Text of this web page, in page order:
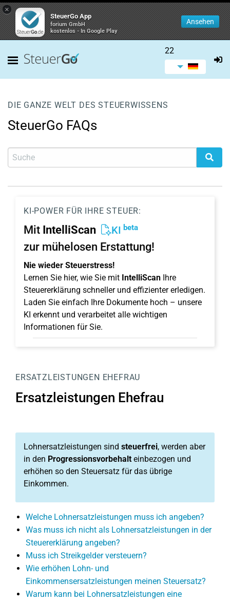
×
SteuerGo App
forium GmbH
kostenlos - In Google Play
Ansehen
22
DIE GANZE WELT DES STEUERWISSENS
SteuerGo FAQs
KI-POWER FÜR IHRE STEUER:
Mit IntelliScan KI beta
zur mühelosen Erstattung!
Nie wieder Steuerstress!
Lernen Sie hier, wie Sie mit IntelliScan Ihre
Steuererklärung schneller und effizienter erledigen.
Laden Sie einfach Ihre Dokumente hoch – unsere
KI erkennt und verarbeitet alle wichtigen
Informationen für Sie.
ERSATZLEISTUNGEN EHEFRAU
Ersatzleistungen Ehefrau
Lohnersatzleistungen sind steuerfrei, werden aber
in den Progressionsvorbehalteinbezogen und
erhöhen so den Steuersatz für das übrige
Einkommen.
Welche Lohnersatzleistungen muss ich angeben?
Was muss ich nicht als Lohnersatzleistungen in der
Steuererklärung angeben?
Muss ich Streikgelder versteuern?
Wie erhöhen Lohn- und
Einkommensersatzleistungen meinen Steuersatz?
Warum kann bei Lohnersatzleistungen eine